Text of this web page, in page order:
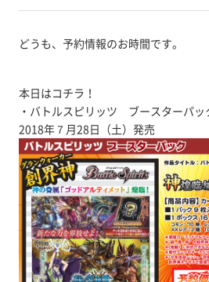
どうも、予約情報のお時間です。
本日はコチラ！
・バトルスピリッツ ブースターパッ
2018年７月28日（土）発売